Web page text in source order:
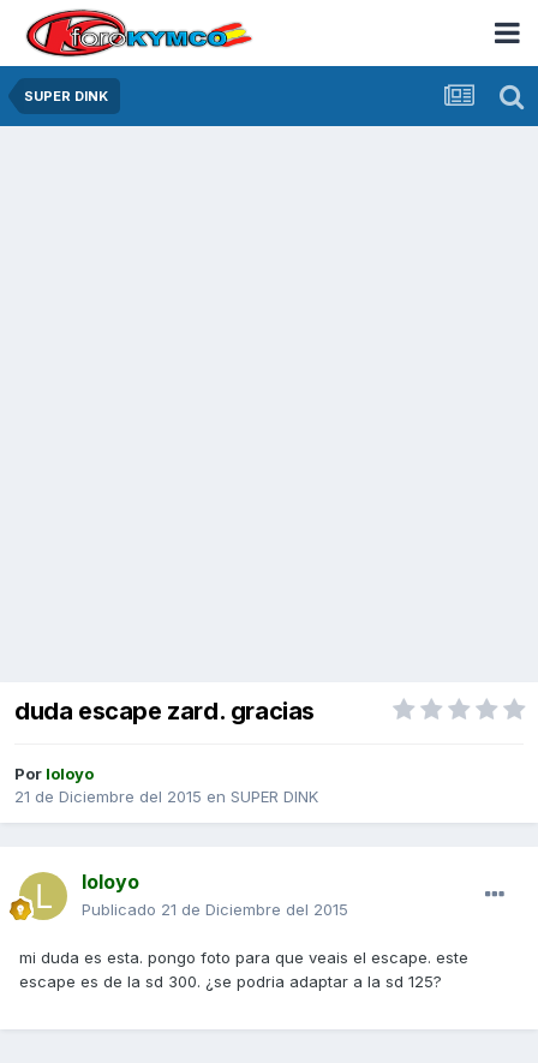
SUPER DINK
duda escape zard. gracias
Por loloyo
21 de Diciembre del 2015 en SUPER DINK
loloyo
Publicado 21 de Diciembre del 2015
mi duda es esta. pongo foto para que veais el escape. este
escape es de la sd 300. ¿se podria adaptar a la sd 125?